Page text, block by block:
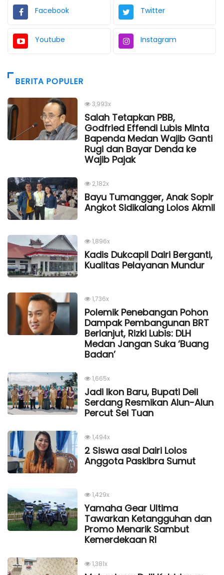
Facebook Twitter
Youtube Instagram
BERITA POPULER
3,993x
Salah Tetapkan PBB,
Godfried Effendi Lubis Minta
Bapenda Medan Wajib Ganti
Rugi dan Bayar Denda ke
Wajib Pajak
2,182x
Bayu Tumangger, Anak Sopir
Angkot Sidikalang Lolos Akmil
1,896x
Kadis Dukcapil Dairi Berganti,
Kualitas Pelayanan Mundur
1,736x
Polemik Penebangan Pohon
Dampak Pembangunan BRT
Berlanjut, Rizki Lubis: DLH
Medan Jangan Suka ‘Buang
Badan’
1,665x
Jadi Ikon Baru, Bupati Deli
Serdang Resmikan Alun-Alun
Percut Sei Tuan
1,494x
2 Siswa asal Dairi Lolos
Anggota Paskibra Sumut
1,429x
Yamaha Gear Ultima
Tawarkan Ketangguhan dan
Promo Menarik Sambut
Kemerdekaan Rl
1,381x